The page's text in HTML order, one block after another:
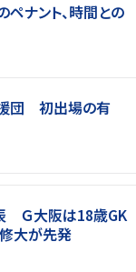
ナント、時間との
団 初出場の有
Ｇ大阪は18歳GK
大が先発